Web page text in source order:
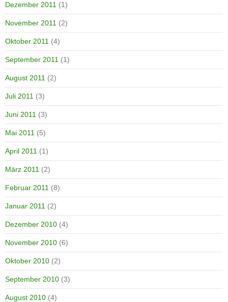
Dezember 2011 (1)
November 2011 (2)
Oktober 2011 (4)
September 2011 (1)
August 2011 (2)
Juli 2011 (3)
Juni 2011 (3)
Mai 2011 (5)
April 2011 (1)
März 2011 (2)
Februar 2011 (8)
Januar 2011 (2)
Dezember 2010 (4)
November 2010 (6)
Oktober 2010 (2)
September 2010 (3)
August 2010 (4)